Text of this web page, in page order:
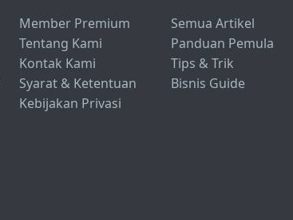
Member Premium
Tentang Kami
Kontak Kami
Syarat & Ketentuan
Kebijakan Privasi
Semua Artikel
Panduan Pemula
Tips & Trik
Bisnis Guide